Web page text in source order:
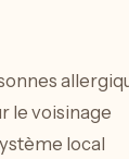
le voisinage
local